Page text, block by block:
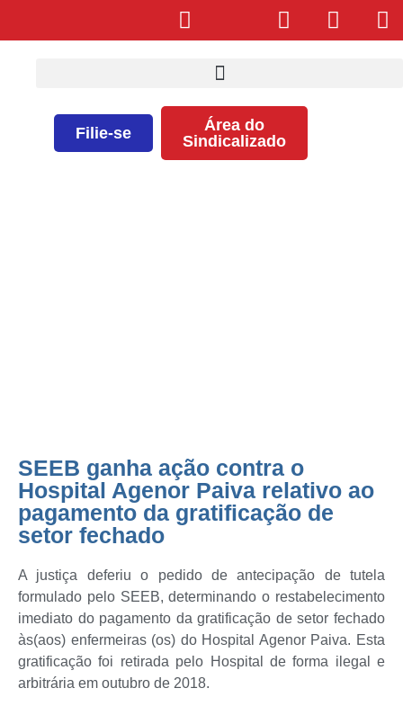
Filie-se
Área do
Sindicalizado
SEEB ganha ação contra o
Hospital Agenor Paiva relativo ao
pagamento da gratificação de
setor fechado
A justiça deferiu o pedido de antecipação de tutela
formulado pelo SEEB, determinando o restabelecimento
imediato do pagamento da gratificação de setor fechado
às(aos) enfermeiras (os) do Hospital Agenor Paiva. Esta
gratificação foi retirada pelo Hospital de forma ilegal e
arbitrária em outubro de 2018.